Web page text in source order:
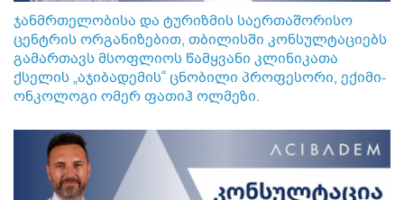
ჯანმრთელობისა და ტურიზმის საერთაშორისო
ცენტრის ორგანიზებით, თბილისში კონსულტაციებს
გამართავს მსოფლიოს წამყვანი კლინიკათა
ქსელის „აჯიბადემის“ ცნობილი პროფესორი, ექიმი-
ონკოლოგი ომერ ფათიჰ ოლმეზი.